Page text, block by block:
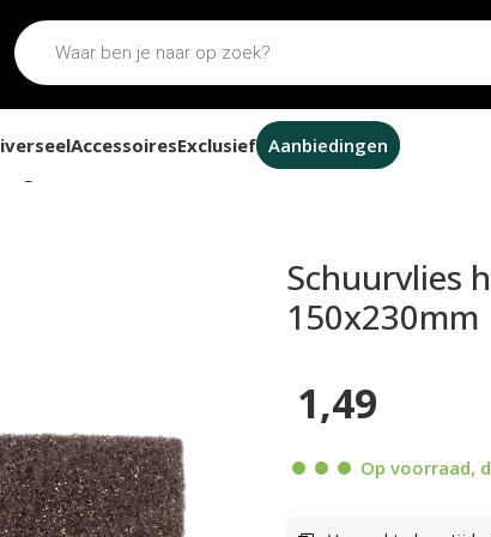
AccessoiresExclusief Aanbiedingen
Schuurvlies
150x230mm
1,49
Op voorraad,